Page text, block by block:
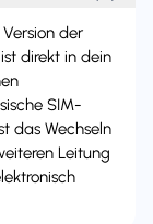
der
direkt in dein
SIM-
das Wechseln
Leitung